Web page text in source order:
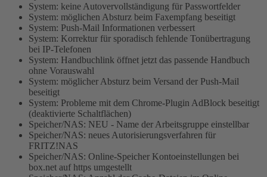
System: keine Autovervollständigung für Passwortfelder
System: möglichen Absturz beim Faxempfang beseitigt
System: Push-Mail Informationen verbessert
System: Korrektur für sporadisch fehlende Tonübertragung
bei IP-Telefonen
System: Handbuchlink öffnet jetzt das passende Handbuch
ohne Vorauswahl
System: möglicher Absturz beim Versand der Push-Mail
beseitigt
System: Probleme mit dem Chrome-Plugin AdBlock beseitigt
(deaktivierte Schaltflächen)
Speicher/NAS: NEU - Name der Arbeitsgruppe einstellbar
Speicher/NAS: neues Autorisierungsverfahren für
FRITZ!NAS
Speicher/NAS: Online-Speicher Kontoeinstellungen bei
box.net auf https umgestellt